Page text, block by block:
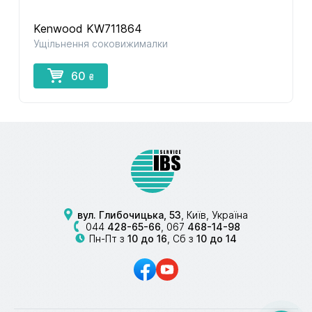
Kenwood KW711864
Ущільнення соковижималки
60 ₴
вул. Глибочицька, 53 , Київ, Україна
044 428-65-66 067 468-14-98
Пн-Пт з 10 до 16 , Сб з 10 до 14